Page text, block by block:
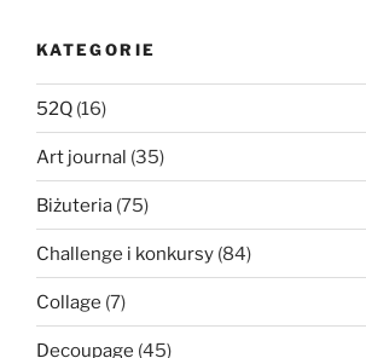
KATEGORIE
52Q (16)
Art journal (35)
Biżuteria (75)
Challenge i konkursy (84)
Collage (7)
Decoupage (45)